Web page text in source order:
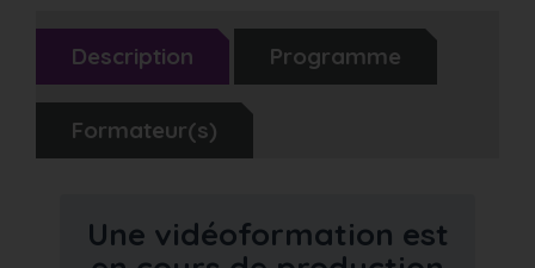
Description Programme
Formateur(s)
Une vidéoformation est